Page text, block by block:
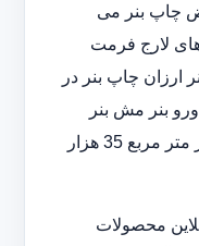
چاپ بنر می
لارج فرمت
ارزان چاپ بنر در
چاپ بنر عرض 5و 3 بنر دورو بنر مش بنر
سولیت و بنر شبرنگ با شروع قیمت هر متر مربع 35 هزار
محصولات